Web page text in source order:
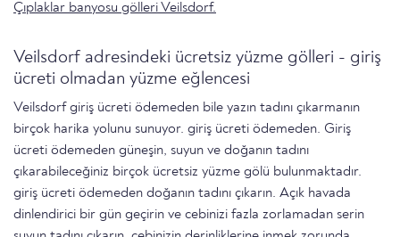
Çıplaklar banyosu gölleri Veilsdorf.
Veilsdorf adresindeki ücretsiz yüzme gölleri - giriş
ücreti olmadan yüzme eğlencesi
Veilsdorf giriş ücreti ödemeden bile yazın tadını çıkarmanın
birçok harika yolunu sunuyor. giriş ücreti ödemeden. Giriş
ücreti ödemeden güneşin, suyun ve doğanın tadını
çıkarabileceğiniz birçok ücretsiz yüzme gölü bulunmaktadır.
giriş ücreti ödemeden doğanın tadını çıkarın. Açık havada
dinlendirici bir gün geçirin ve cebinizi fazla zorlamadan serin